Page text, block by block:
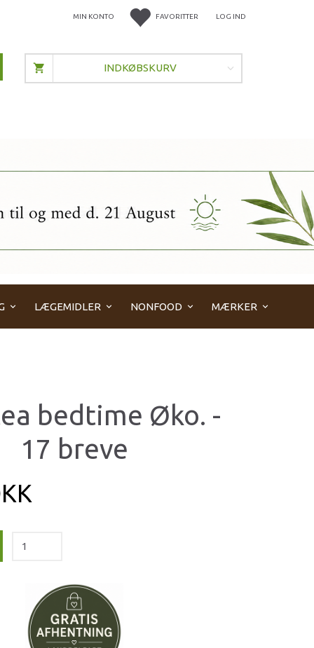
FAVORITTER LOG IND
MIN KONTO
INDKØBSKURV
LÆGEMIDLER NONFOOD MÆRKER
bedtime Øko. -
17 breve